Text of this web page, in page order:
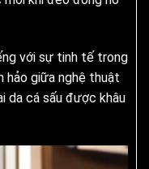
với sự tinh tế trong
hảo giữa nghệ thuật
da cá sấu được khâu